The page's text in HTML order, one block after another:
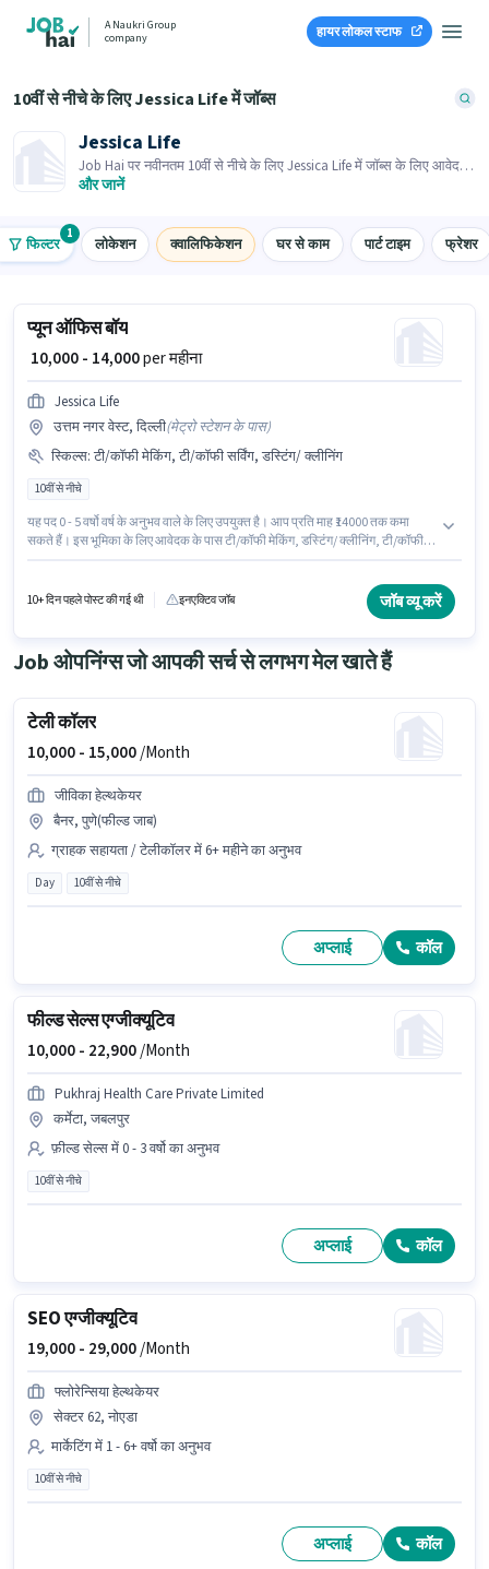
A Naukri Group
company
हायर लोकल स्टाफ
10वीं से नीचे के लिए Jessica Life में जॉब्स
Jessica Life
Job Hai पर नवीनतम 10वीं से नीचे के लिए Jessica Life में जॉब्स के लिए आवेदन
करें! भर्तीकर्ता के पास आपके क्षेत्र में तत्काल रिक्तियां हैं।
और जानें
फिल्टर
1
लोकेशन क्वालिफिकेशन घर से काम पार्ट टाइम फ्रेशर
प्यून ऑफिस बॉय
₹ 10,000 - 14,000per महीना
Jessica Life
उत्तम नगर वेस्ट, दिल्ली(मेट्रो स्टेशन के पास)
स्किल्स: टी/कॉफी मेकिंग, टी/कॉफी सर्विंग, डस्टिंग/ क्लीनिंग
10वीं से नीचे
यह पद 0 - 5 वर्षो वर्ष के अनुभव वाले के लिए उपयुक्त है। आप प्रति माह ₹14000 तक कमा
सकते हैं। इस भूमिका के लिए आवेदक के पास टी/कॉफी मेकिंग, डस्टिंग/ क्लीनिंग, टी/कॉफी
दिल्ली में है। Jessica Life में प्यून श्रेणी में ऑफिस बॉय के रूप में जुड़ें।
10+ दिन पहले पोस्ट की गई थी इनएक्टिव जॉब जॉब व्यू करें
Job ओपनिंग्स जो आपकी सर्च से लगभग मेल खाते हैं
टेली कॉलर
10,000 - 15,000/Month
जीविका हेल्थकेयर
बैनर, पुणे(फील्ड जाब)
ग्राहक सहायता / टेलीकॉलर में 6+ महीने का अनुभव
Day 10वीं से नीचे
अप्लाई कॉल
फील्ड सेल्स एग्जीक्यूटिव
10,000 - 22,900/Month
Pukhraj Health Care Private Limited
कर्मेटा, जबलपुर
फ़ील्ड सेल्स में 0 - 3 वर्षो का अनुभव
10वीं से नीचे
अप्लाई कॉल
SEO एग्जीक्यूटिव
19,000 - 29,000/Month
फ्लोरेन्सिया हेल्थकेयर
सेक्टर 62, नोएडा
मार्केटिंग में 1 - 6+ वर्षो का अनुभव
10वीं से नीचे
अप्लाई कॉल